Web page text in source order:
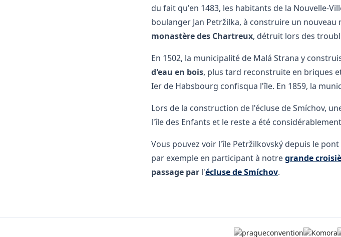
du fait qu'en 1483, les habitants de la Nouvelle-
boulanger Jan Petržilka, à construire un
monastère des Chartreux, détruit lors des
En 1502, la municipalité de Malá Strana y
d'eau en bois, plus tard reconstruite en briques
Ier de Habsbourg confisqua l'île. En 1859, la
Lors de la construction de l'écluse de Smíchov,
l'île des Enfants et le reste a été
Vous pouvez voir l'île Petržilkovský depuis le pont
par exemple en participant à notregrande
passage par l'écluse de Smíchov.